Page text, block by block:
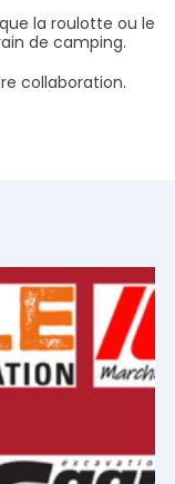
la roulotte ou le
de camping.
collaboration.